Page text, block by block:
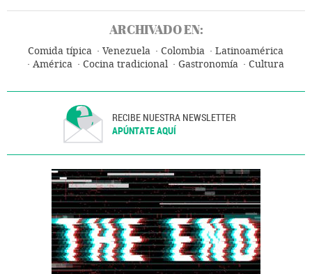
ARCHIVADO EN:
Comida típica Venezuela Colombia
Latinoamérica
América
Cocina tradicional Gastronomía Cultura
RECIBE NUESTRA NEWSLETTER
APÚNTATE AQUÍ